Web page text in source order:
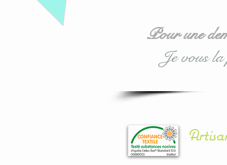
Pour une
Je vous la